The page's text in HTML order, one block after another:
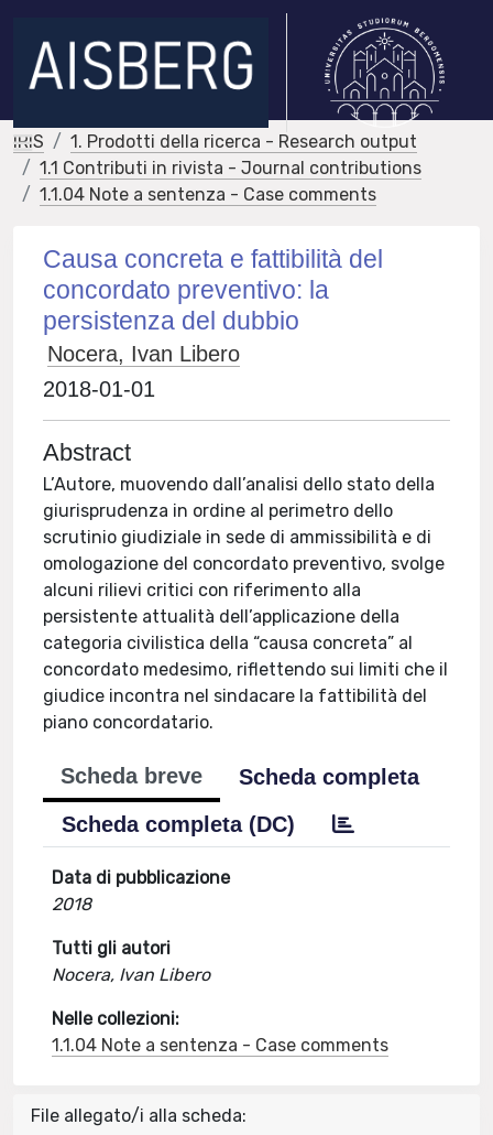
IRIS
1. Prodotti della ricerca - Research output
1.1 Contributi in rivista - Journal contributions
1.1.04 Note a sentenza - Case comments
Causa concreta e fattibilità del
concordato preventivo: la
persistenza del dubbio
Nocera, Ivan Libero
2018-01-01
Abstract
L’Autore, muovendo dall’analisi dello stato della
giurisprudenza in ordine al perimetro dello
scrutinio giudiziale in sede di ammissibilità e di
omologazione del concordato preventivo, svolge
alcuni rilievi critici con riferimento alla
persistente attualità dell’applicazione della
categoria civilistica della “causa concreta” al
concordato medesimo, riflettendo sui limiti che il
giudice incontra nel sindacare la fattibilità del
piano concordatario.
Scheda breve
Scheda completa
Scheda completa (DC)
Data di pubblicazione
2018
Tutti gli autori
Nocera, Ivan Libero
Nelle collezioni:
1.1.04 Note a sentenza - Case comments
File allegato/i alla scheda: